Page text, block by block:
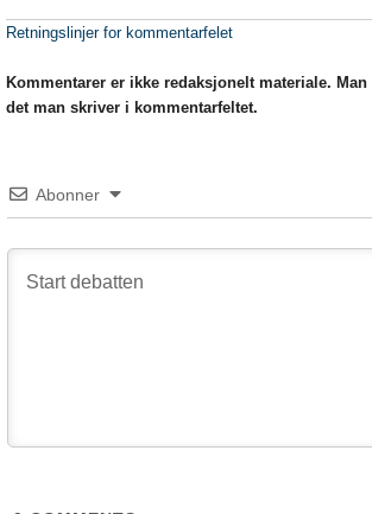
Retningslinjer for kommentarfelet
Kommentarer er ikke redaksjonelt materiale.
det man skriver i kommentarfeltet.
Abonner